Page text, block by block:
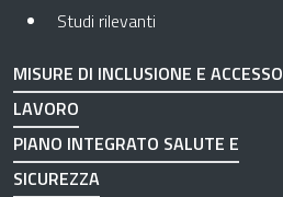
Studi rilevanti
MISURE DI INCLUSIONE E ACCESSO
LAVORO
PIANO INTEGRATO SALUTE E
SICUREZZA